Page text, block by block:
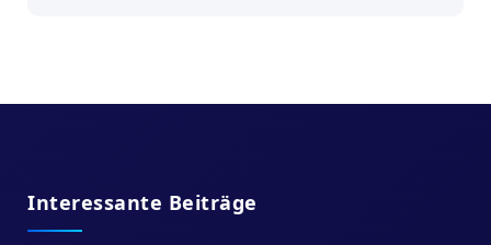
Interessante Beiträge